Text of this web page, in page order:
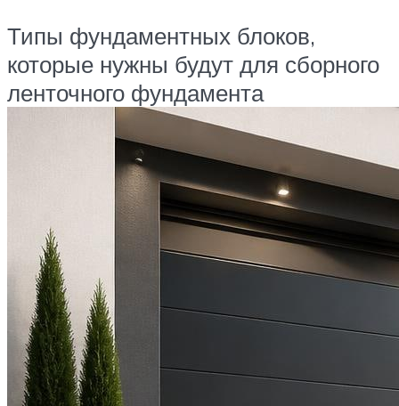
Типы фундаментных блоков,
которые нужны будут для сборного
ленточного фундамента